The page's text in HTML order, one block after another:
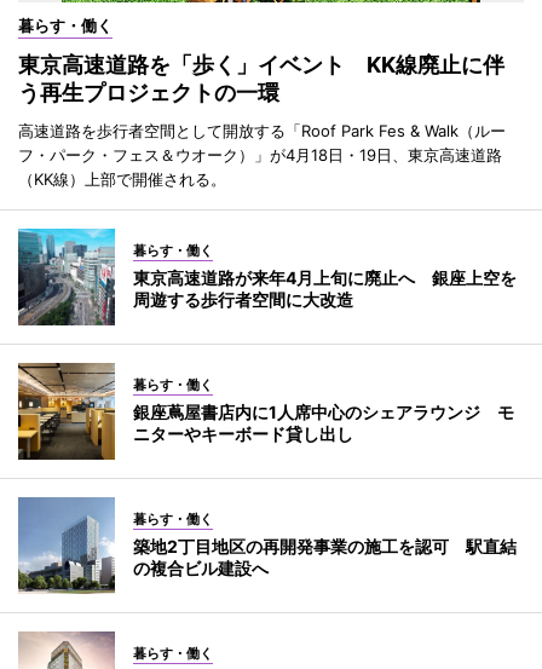
暮らす・働く
東京高速道路を「歩く」イベント KK線廃止に伴
う再生プロジェクトの一環
高速道路を歩行者空間として開放する「Roof Park Fes & Walk（ルー
フ・パーク・フェス＆ウオーク）」が4月18日・19日、東京高速道路
（KK線）上部で開催される。
暮らす・働く
東京高速道路が来年4月上旬に廃止へ 銀座上空を
周遊する歩行者空間に大改造
暮らす・働く
銀座蔦屋書店内に1人席中心のシェアラウンジ モ
ニターやキーボード貸し出し
暮らす・働く
築地2丁目地区の再開発事業の施工を認可 駅直結
の複合ビル建設へ
暮らす・働く